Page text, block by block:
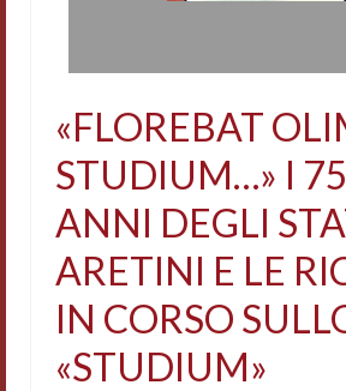
«FLOREBAT
STUDIUM…» I
ANNI DEGLI
ARETINI E LE
IN CORSO
«STUDIUM»